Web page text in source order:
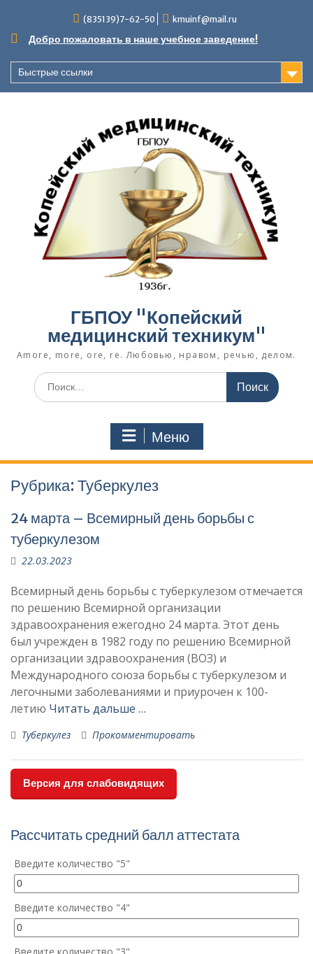
содержимому
(835139)7-62-50 kmuinf@mail.ru
Добро пожаловать в наше учебное заведение!
Быстрые ссылки
ГБПОУ "Копейский
медицинский техникум"
Amore, more, ore, re. Любовью, нравом, речью, делом.
Поиск
по:
Меню
Рубрика: Туберкулез
24 марта – Всемирный день борьбы с
туберкулезом
22.03.2023
Всемирный день борьбы с туберкулезом отмечается
по решению Всемирной организации
здравоохранения ежегодно 24 марта. Этот день
был учрежден в 1982 году по решению Всемирной
организации здравоохранения (ВОЗ) и
Международного союза борьбы с туберкулезом и
легочными заболеваниями и приурочен к 100-
летию Читать дальше …
Туберкулез Прокомментировать
Версия для слабовидящих
Рассчитать средний балл аттестата
Введите количество "5"
Введите количество "4"